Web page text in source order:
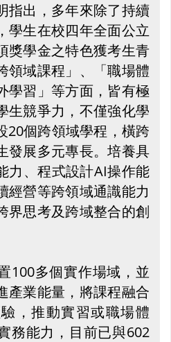
指出，多年來除了持續
學生在校四年全面公立
獎學金之特色獲考生青
領域課程」、「職場體
學習」等方面，皆有極
生競爭力，不僅強化學
20個跨領域學程，橫跨
發展多元專長。培養具
力、程式設計AI操作能
經營等跨領域通識能力
界思考及跨域整合的創
100多個實作場域，並
產業能量，將課程融合
，推動實習或職場體
務能力，目前已與602